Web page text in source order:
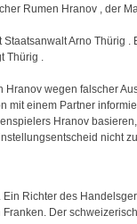
Rumen Hranov , der
Arno Thürig .
Thürig .
Hranov wegen falscher
mit einem Partner
Hranov
nicht
Richter des
Der